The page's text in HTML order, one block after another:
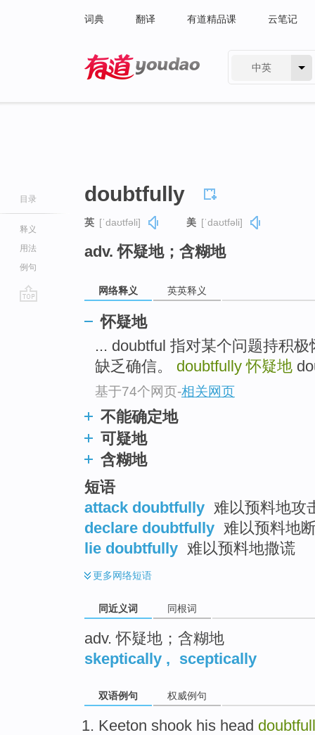
词典 翻译 有道精品课 云笔记
中英
目录
释义
用法
例句
doubtfully
英 [ˈdaʊtfəli] 美 [ˈdaʊtfəli]
adv. 怀疑地；含糊地
网络释义 英英释义
怀疑地
... doubtful 指对某个问题持积
缺乏确信。 doubtfully怀疑地
基于74个网页-相关网页
不能确定地
可疑地
含糊地
短语
attack doubtfully 难以预料地攻
declare doubtfully 难以预料地
lie doubtfully 难以预料地撒谎
更多网络短语
同近义词 同根词
adv. 怀疑地；含糊地
skeptically , sceptically
双语例句 权威例句
Keeton shook his head